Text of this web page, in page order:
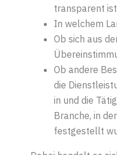
transparent
In welchem
O b sich aus
O b andere
die
in und die
Branche, in
festgestellt